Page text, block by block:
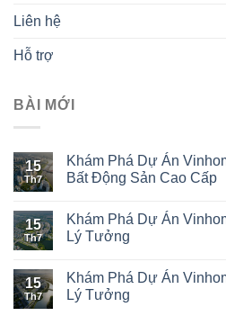
Liên hệ
Hỗ trợ
BÀI MỚI
15
Th7
Khám Phá Dự Án
Bất Động Sản Cao Cấp
15
Th7
Khám Phá Dự Án
Lý Tưởng
15
Th7
Khám Phá Dự Án
Lý Tưởng